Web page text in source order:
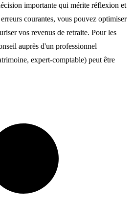
importante qui mérite réflexion et
courantes, vous pouvez optimiser
vos revenus de retraite. Pour les
auprès d'un professionnel
expert-comptable) peut être